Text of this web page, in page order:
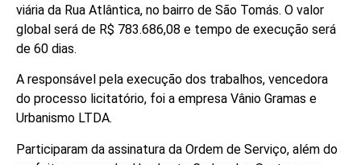
viária da Rua Atlântica, no bairro de São Tomás. O valor
global será de R$ 783.686,08 e tempo de execução será
de 60 dias.
A responsável pela execução dos trabalhos, vencedora
do processo licitatório, foi a empresa Vânio Gramas e
Urbanismo LTDA.
Participaram da assinatura da Ordem de Serviço, além do